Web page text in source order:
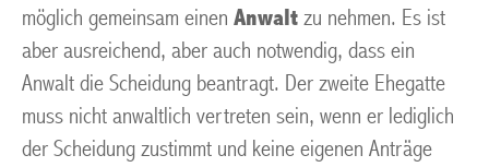
möglich gemeinsam einen Anwalt zu nehmen. Es ist
aber ausreichend, aber auch notwendig, dass ein
Anwalt die Scheidung beantragt. Der zweite Ehegatte
muss nicht anwaltlich vertreten sein, wenn er lediglich
der Scheidung zustimmt und keine eigenen Anträge